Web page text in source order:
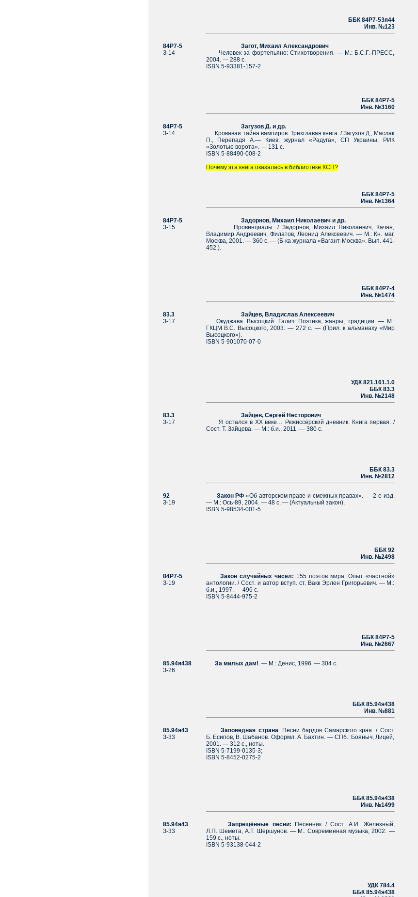
ББК 84Р7-53я44
Инв. №123
84Р7-5
З-14
Загот, Михаил Александрович
Человек за фортепьяно: Стихотворения. — М.: Б.С.Г.-ПРЕСС,
2004. — 288 с.
ISBN 5-93381-157-2
ББК 84Р7-5
Инв. №3160
84Р7-5
З-14
Загузов Д. и др.
Кровавая тайна вампиров. Трехглавая книга. / Загузов Д., Маслак
П., Перепадя А.— Киев: журнал «Радуга», СП Украины, РИК
«Золотые ворота». — 131 с.
ISBN 5-88490-008-2
Почему эта книга оказалась в библиотеке КСП?
ББК 84Р7-5
Инв. №1364
84Р7-5
З-15
Задорнов, Михаил Николаевич и др.
Провинциалы. / Задорнов, Михаил Николаевич, Качан,
Владимир Андреевич, Филатов, Леонид Алексеевич. — М.: Кн. маг.
Москва, 2001. — 360 с. — (Б-ка журнала «Вагант-Москва». Вып. 441-
452.).
ББК 84Р7-4
Инв. №1474
83.3
З-17
Зайцев, Владислав Алексеевич
Окуджава. Высоцкий. Галич: Поэтика, жанры, традиции. — М.:
ГКЦМ В.С. Высоцкого, 2003. — 272 с. — (Прил. к альманаху «Мир
Высоцкого»).
ISBN 5-901070-07-0
УДК 821.161.1.0
ББК 83.3
Инв. №2148
83.3
З-17
Зайцев, Сергей Несторович
Я остался в ХХ веке… Режиссёрский дневник. Книга первая. /
Сост. Т. Зайцева. — М.: б.и., 2011. — 380 с.
ББК 83.3
Инв. №2812
92
З-19
Закон РФ «Об авторском праве и смежных правах». — 2-е изд.
— М.: Ось-89, 2004. — 48 с. — (Актуальный закон).
ISBN 5-98534-001-5
ББК 92
Инв. №2498
84Р7-5
З-19
Закон случайных чисел: 155 поэтов мира. Опыт «частной»
антологии. / Соcт. и автор вступ. ст. Вакк Эрлен Григорьевич. — М.:
б.и., 1997. — 496 с.
ISBN 5-8444-975-2
ББК 84Р7-5
Инв. №2667
85.94я438
З-26
За милых дам!. — М.: Денис, 1996. — 304 с.
ББК 85.94я438
Инв. №881
85.94я43
З-33
Заповедная страна: Песни бардов Самарского края. / Сост.
Б. Есипов, В. Шабанов. Оформл. А. Бахтин. — СПб.: Бояныч, Лицей,
2001. — 312 с., ноты.
ISBN 5-7199-0135-3;
ISBN 5-8452-0275-2
ББК 85.94я438
Инв. №1499
85.94я43
З-33
Запрещённые песни: Песенник / Сост. А.И. Железный,
Л.П. Шемета, А.Т. Шершунов. — М.: Современная музыка, 2002. —
159 с., ноты.
ISBN 5-93138-044-2
УДК 784.4
ББК 85.94я438